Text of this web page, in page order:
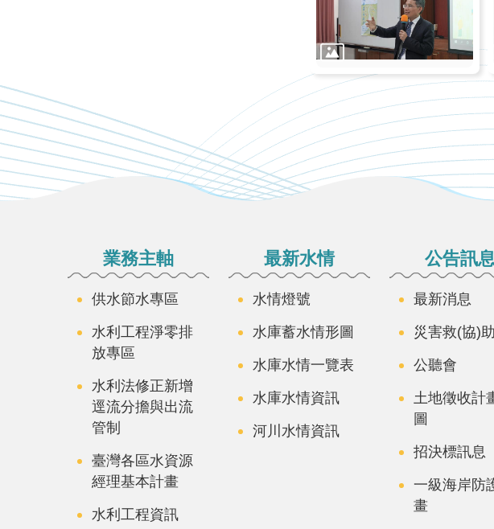
業務主軸
供水節水專區
水利工程淨零排
放專區
水利法修正新增
逕流分擔與出流
管制
臺灣各區水資源
經理基本計畫
水利工程資訊
最新水情
水情燈號
水庫蓄水情形圖
水庫水情一覽表
水庫水情資訊
河川水情資訊
公告訊息
最新消息
災害救(協)
公聽會
土地徵收計
圖
招決標訊息
一級海岸防
畫